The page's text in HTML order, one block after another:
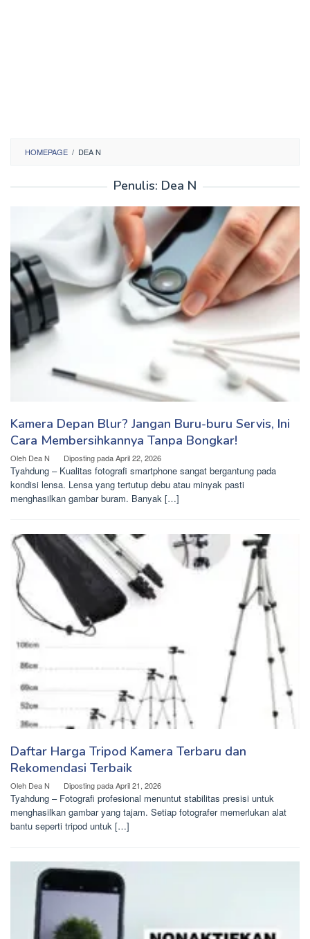
HOMEPAGE / DEA N
Penulis: Dea N
Kamera Depan Blur? Jangan Buru-buru Servis, Ini
Cara Membersihkannya Tanpa Bongkar!
Oleh Dea N Diposting padaApril 22, 2026
Tyahdung – Kualitas fotografi smartphone sangat bergantung pada
kondisi lensa. Lensa yang tertutup debu atau minyak pasti
menghasilkan gambar buram. Banyak […]
Daftar Harga Tripod Kamera Terbaru dan
Rekomendasi Terbaik
Oleh Dea N Diposting padaApril 21, 2026
Tyahdung – Fotografi profesional menuntut stabilitas presisi untuk
menghasilkan gambar yang tajam. Setiap fotografer memerlukan alat
bantu seperti tripod untuk […]